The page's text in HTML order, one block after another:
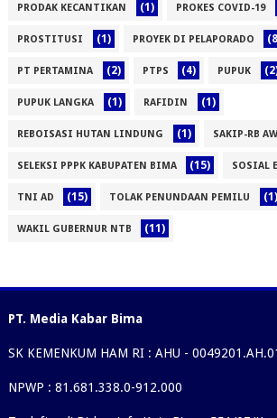
PRODAK KECANTIKAN (1) PROKES COVID-19
PROSTITUSI (1) PROYEK DI PELAPORADO
PT PERTAMINA (2) PTPS (4) PUPUK
PUPUK LANGKA (1) RAFIDIN (1)
REBOISASI HUTAN LINDUNG (1) SAKIP-RB
SELEKSI PPPK KABUPATEN BIMA (15) SOSIAL
TNI AD (15) TOLAK PENUNDAAN PEMILU (1)
WAKIL GUBERNUR NTB (11)
PT. Media Kabar Bima
SK KEMENKUM HAM RI : AHU -
NPWP : 81.681.338.0-912.000